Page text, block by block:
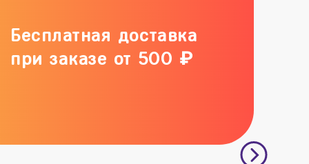
Бесплатная доставка
при заказе от 500 ₽